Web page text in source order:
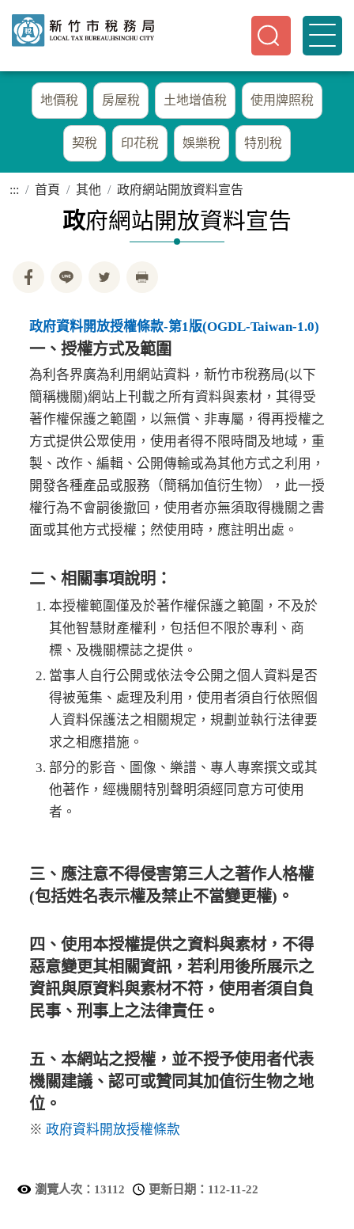
地價稅 房屋稅 土地增值稅 使用牌照稅
契稅 印花稅 娛樂稅 特別稅
::: 首頁 其他 政府網站開放資料宣告
政府網站開放資料宣告
政府資料開放授權條款-第1版(OGDL-Taiwan-1.0)
一、授權方式及範圍
為利各界廣為利用網站資料，新竹市稅務局(以下
簡稱機關)網站上刊載之所有資料與素材，其得受
著作權保護之範圍，以無償、非專屬，得再授權之
方式提供公眾使用，使用者得不限時間及地域，重
製、改作、編輯、公開傳輸或為其他方式之利用，
開發各種產品或服務（簡稱加值衍生物），此一授
權行為不會嗣後撤回，使用者亦無須取得機關之書
面或其他方式授權；然使用時，應註明出處。
二、相關事項說明：
本授權範圍僅及於著作權保護之範圍，不及於
其他智慧財產權利，包括但不限於專利、商
標、及機關標誌之提供。
當事人自行公開或依法令公開之個人資料是否
得被蒐集、處理及利用，使用者須自行依照個
人資料保護法之相關規定，規劃並執行法律要
求之相應措施。
部分的影音、圖像、樂譜、專人專案撰文或其
他著作，經機關特別聲明須經同意方可使用
者。
三、應注意不得侵害第三人之著作人格權
(包括姓名表示權及禁止不當變更權)。
四、使用本授權提供之資料與素材，不得
惡意變更其相關資訊，若利用後所展示之
資訊與原資料與素材不符，使用者須自負
民事、刑事上之法律責任。
五、本網站之授權，並不授予使用者代表
機關建議、認可或贊同其加值衍生物之地
位。
※ 政府資料開放授權條款
瀏覽人次： 13112 更新日期： 112-11-22